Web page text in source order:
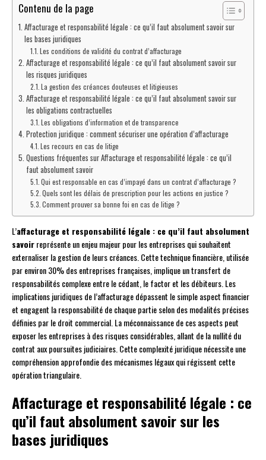
Contenu de la page
Affacturage et responsabilité légale : ce qu’il faut absolument savoir sur
les bases juridiques
Les conditions de validité du contrat d’affacturage
Affacturage et responsabilité légale : ce qu’il faut absolument savoir sur
les risques juridiques
La gestion des créances douteuses et litigieuses
Affacturage et responsabilité légale : ce qu’il faut absolument savoir sur
les obligations contractuelles
Les obligations d’information et de transparence
Protection juridique : comment sécuriser une opération d’affacturage
Les recours en cas de litige
Questions fréquentes sur Affacturage et responsabilité légale : ce qu’il
faut absolument savoir
Qui est responsable en cas d’impayé dans un contrat d’affacturage ?
Quels sont les délais de prescription pour les actions en justice ?
Comment prouver sa bonne foi en cas de litige ?
L’affacturage et responsabilité légale : ce qu’il faut absolument
savoirreprésente un enjeu majeur pour les entreprises qui souhaitent
externaliser la gestion de leurs créances. Cette technique financière, utilisée
par environ 30% des entreprises françaises, implique un transfert de
responsabilités complexe entre le cédant, le factor et les débiteurs. Les
implications juridiques de l’affacturage dépassent le simple aspect financier
et engagent la responsabilité de chaque partie selon des modalités précises
définies par le droit commercial. La méconnaissance de ces aspects peut
exposer les entreprises à des risques considérables, allant de la nullité du
contrat aux poursuites judiciaires. Cette complexité juridique nécessite une
compréhension approfondie des mécanismes légaux qui régissent cette
opération triangulaire.
Affacturage et responsabilité légale : ce
qu’il faut absolument savoir sur les
bases juridiques